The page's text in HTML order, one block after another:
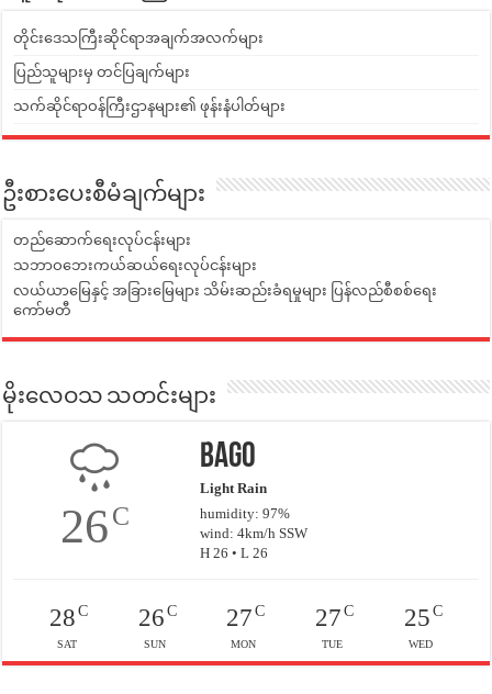
တိုင်းဒေသကြီးဆိုင်ရာအချက်အလက်များ
ပြည်သူများမှ တင်ပြချက်များ
သက်ဆိုင်ရာဝန်ကြီးဌာနများ၏ ဖုန်းနံပါတ်များ
ဦးစားပေးစီမံချက်များ
တည်ဆောက်ရေးလုပ်ငန်းများ
သဘာဝဘေးကယ်ဆယ်ရေးလုပ်ငန်းများ
လယ်ယာမြေနှင့် အခြားမြေများ သိမ်းဆည်းခံရမှုများ ပြန်လည်စီစစ်ရေး
ကော်မတီ
မိုးလေဝသ သတင်းများ
26C
Bago
Light Rain
humidity: 97%
wind: 4km/h SSW
H 26 • L 26
28C
SAT
26C
SUN
27 C
MON
27C
TUE
25C
WED